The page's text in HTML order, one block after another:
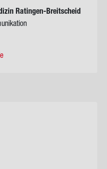
Ratingen-​Breitscheid